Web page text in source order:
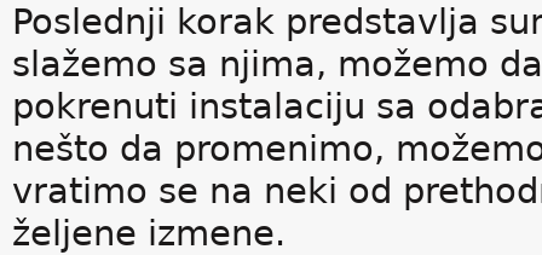
Poslednji korak predstavlja
slažemo sa njima, možemo
pokrenuti instalaciju sa
nešto da promenimo,
vratimo se na neki od
željene izmene.